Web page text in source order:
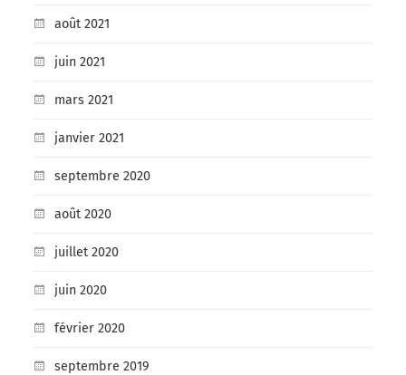
août 2021
juin 2021
mars 2021
janvier 2021
septembre 2020
août 2020
juillet 2020
juin 2020
février 2020
septembre 2019